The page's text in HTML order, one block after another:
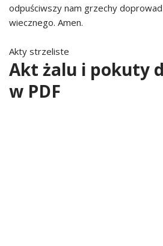
odpuściwszy nam grzechy
wiecznego. Amen.
Akty strzeliste
Akt żalu i pokuty
w PDF